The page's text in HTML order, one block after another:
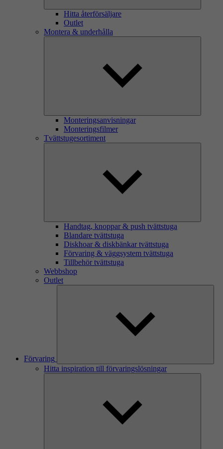
Hitta återförsäljare
Outlet
Montera & underhålla
Monteringsanvisningar
Monteringsfilmer
Tvättstugesortiment
Handtag, knoppar & push tvättstuga
Blandare tvättstuga
Diskhoar & diskbänkar tvättstuga
Förvaring & väggsystem tvättstuga
Tillbehör tvättstuga
Webbshop
Outlet
Förvaring
Hitta inspiration till förvaringslösningar